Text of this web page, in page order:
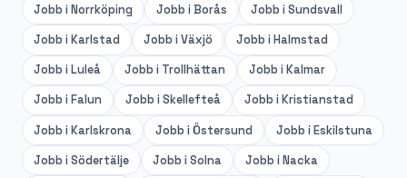
Jobb iNorrköping Jobb iBorås Jobb iSundsvall
Jobb iKarlstad Jobb iVäxjö Jobb iHalmstad
Jobb iLuleå Jobb i Trollhättan Jobb iKalmar
Jobb iFalun Jobb iSkellefteå Jobb iKristianstad
Jobb iKarlskrona Jobb iÖstersund Jobb iEskilstuna
Jobb iSödertälje Jobb iSolna Jobb iNacka